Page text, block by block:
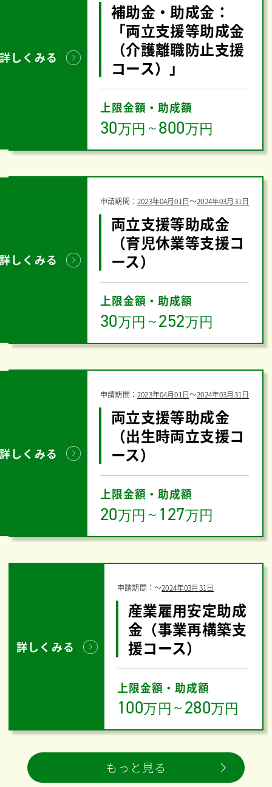
詳しくみる
補助金・助成金：
「両立支援等助成金
（介護離職防止支援
コース）」
上限金額・助成額
30万円 ～800万円
詳しくみる
申請期間：2023年04月01日〜2024年03月31日
両立支援等助成金
（育児休業等支援コ
ース）
上限金額・助成額
30万円 ～252万円
詳しくみる
申請期間：2023年04月01日〜2024年03月31日
両立支援等助成金
（出生時両立支援コ
ース）
上限金額・助成額
20万円 ～ 127万円
詳しくみる
申請期間：〜2024年03月31日
産業雇用安定助成
金（事業再構築支
援コース）
上限金額・助成額
100万円 ～ 280万円
もっと見る